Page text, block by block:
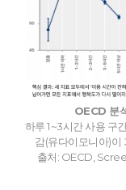
OECD 분
하루 1~3시간 사용 구
감(유다이모니아)이
출처: OECD,